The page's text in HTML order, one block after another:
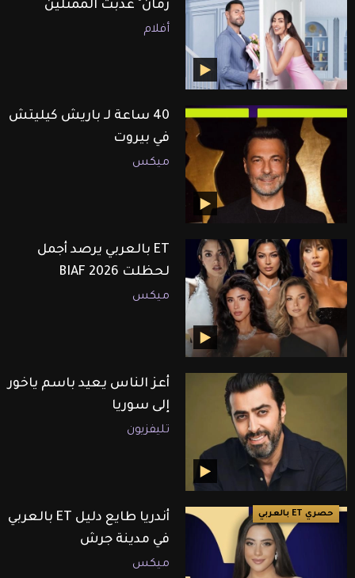
زمان" عذبت الممثلين
أفلام
40 ساعة لـ باريش كيليتش
في بيروت
ميكس
ET بالعربي يرصد أجمل
لحظلت BIAF 2026
ميكس
أعز الناس يعيد باسم ياخور
إلى سوريا
تليفزيون
حصري ET بالعربي
أندريا طايع دليل ET بالعربي
في مدينة جرش
ميكس